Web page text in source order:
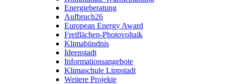
Energieberatung
Aufbruch26
European Energy Award
Freiflächen-Photovoltaik
Klimabündnis
Ideenstadt
Informationsangebote
Klimaschule Lippstadt
Weitere Projekte